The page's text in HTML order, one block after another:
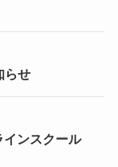
らせ
インスクール